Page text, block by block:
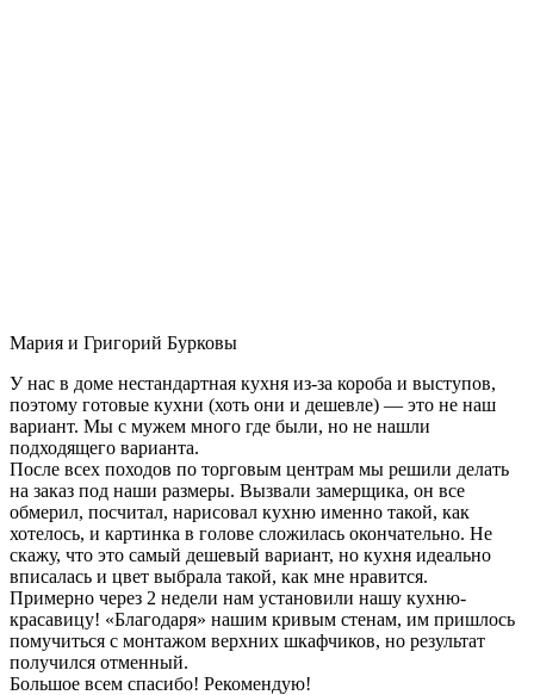
Мария и Григорий Бурковы
У нас в доме нестандартная кухня из-за короба и выступов,
поэтому готовые кухни (хоть они и дешевле) — это не наш
вариант. Мы с мужем много где были, но не нашли
подходящего варианта.
После всех походов по торговым центрам мы решили делать
на заказ под наши размеры. Вызвали замерщика, он все
обмерил, посчитал, нарисовал кухню именно такой, как
хотелось, и картинка в голове сложилась окончательно. Не
скажу, что это самый дешевый вариант, но кухня идеально
вписалась и цвет выбрала такой, как мне нравится.
Примерно через 2 недели нам установили нашу кухню-
красавицу! «Благодаря» нашим кривым стенам, им пришлось
помучиться с монтажом верхних шкафчиков, но результат
получился отменный.
Большое всем спасибо! Рекомендую!